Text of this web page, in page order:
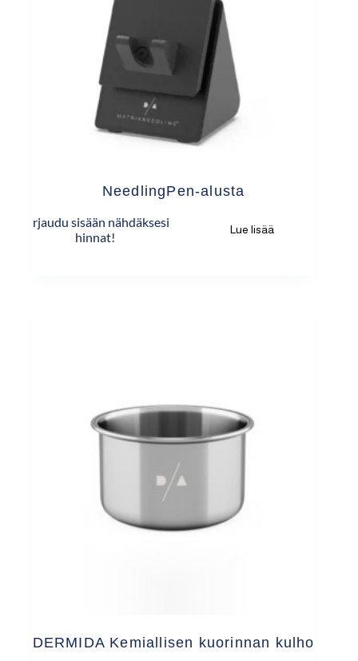
NeedlingPen-alusta
Kirjaudu sisään nähdäksesi
hinnat!
Lue lisää
DERMIDA Kemiallisen kuorinnan kulho